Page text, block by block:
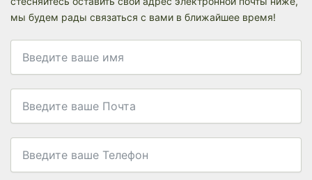
мы будем рады связаться с вами в ближайшее время!